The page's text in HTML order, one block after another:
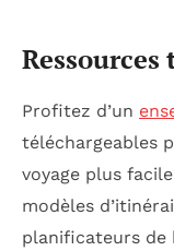
Ressources
Profitez d’un
téléchargeables
voyage plus
modèles
planificateurs de